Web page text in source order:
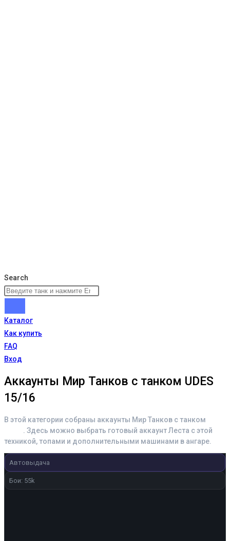
Search
Каталог
Как купить
FAQ
Вход
Аккаунты Мир Танков с танком UDES
15/16
В этой категории собраны аккаунты Мир Танков с танком
. Здесь можно выбрать готовый аккаунт Леста с этой
техникой, топами и дополнительными машинами в ангаре.
Автовыдача
Бои: 55k